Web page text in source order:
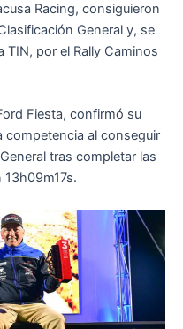
Racing, consiguieron
General y, se
TIN, por el Rally Caminos
Fiesta, confirmó su
competencia al conseguir
tras completar las